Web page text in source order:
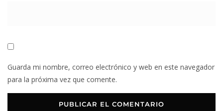
Guarda mi nombre, correo electrónico y web en este navegador
para la próxima vez que comente.